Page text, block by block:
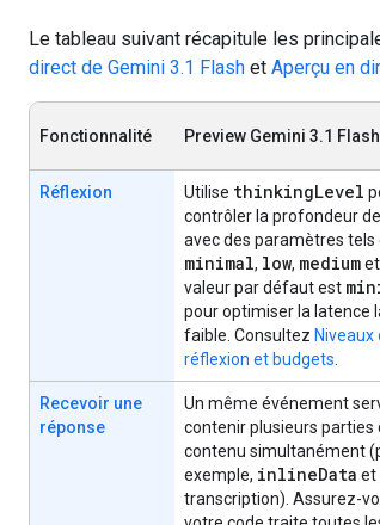
Le tableau suivant récapitule les
direct de Gemini 3.1 Flash et Aperçu en
Fonctionnalité Preview Gemini 3.1
Réflexion Utilise thinkingLevel
contrôler la profondeur
avec des paramètres tels
minimal, low, mediumet
valeur par défaut est
pour optimiser la latence
faible. Consultez Niveaux
réflexion et budgets
Recevoir une
réponse
Un même événement
contenir plusieurs parties
contenu simultanément
exemple, inlineData et
transcription). Assurez-